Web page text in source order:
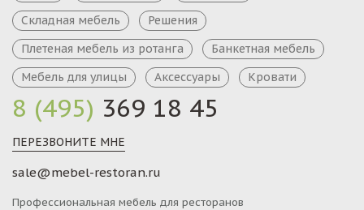
8 (495) 369 18 45
ПЕРЕЗВОНИТЕ МНЕ
sale@mebel-restoran.ru
Профессиональная мебель для ресторанов
Складная мебель
Решения
Плетеная мебель из ротанга
Банкетная мебель
Мебель для улицы
Аксессуары Кровати